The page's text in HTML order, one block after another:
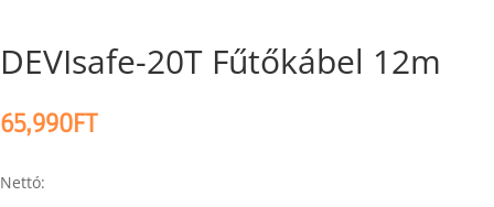
DEVIsafe-20T Fűtőkábel 12m
65,990FT
Nettó: